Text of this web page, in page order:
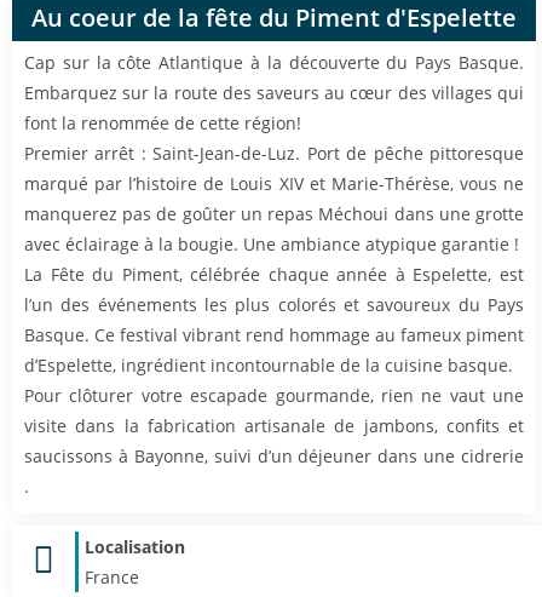
Au coeur de la fête du Piment d'Espelette
Cap sur la côte Atlantique à la découverte du Pays Basque.
Embarquez sur la route des saveurs au cœur des villages qui
font la renommée de cette région!
Premier arrêt : Saint-Jean-de-Luz. Port de pêche pittoresque
marqué par l’histoire de Louis XIV et Marie-Thérèse, vous ne
manquerez pas de goûter un repas Méchoui dans une grotte
avec éclairage à la bougie. Une ambiance atypique garantie !
La Fête du Piment, célébrée chaque année à Espelette, est
l’un des événements les plus colorés et savoureux du Pays
Basque. Ce festival vibrant rend hommage au fameux piment
d’Espelette, ingrédient incontournable de la cuisine basque.
Pour clôturer votre escapade gourmande, rien ne vaut une
visite dans la fabrication artisanale de jambons, confits et
saucissons à Bayonne, suivi d’un déjeuner dans une cidrerie
.
Localisation
France